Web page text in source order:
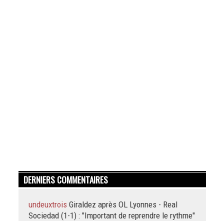
DERNIERS COMMENTAIRES
undeuxtrois Giraldez après OL Lyonnes - Real
Sociedad (1-1) : "Important de reprendre le rythme"